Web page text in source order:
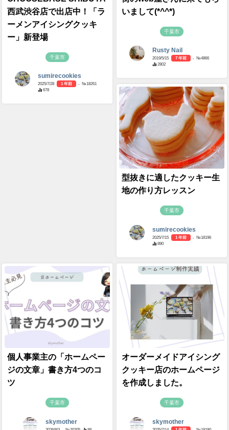
西武渋谷店で出店中！「ラ
ーメンアイシングクッキ
ー」新登場
千葉市
sumirecookies
2025/7/28 1 年前
- №18261
678
いまして(*^^*)
千葉市
Rusty Nail
2019/5/15 7 年前
- №4866
2802
型抜きに適したクッキー生
地の作り方レッスン
千葉市
sumirecookies
2025/7/15 1 年前
- №18196
890
個人事業主の「ホームペー
ジの文章」書き方4つのコ
ツ
千葉市
skymother
オーダーメイドアイシング
クッキー店のホームページ
を作成しました。
千葉市
skymother